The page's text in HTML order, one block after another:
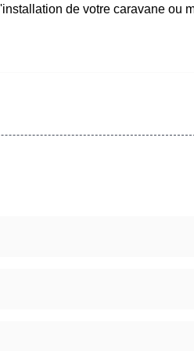
de votre caravane ou